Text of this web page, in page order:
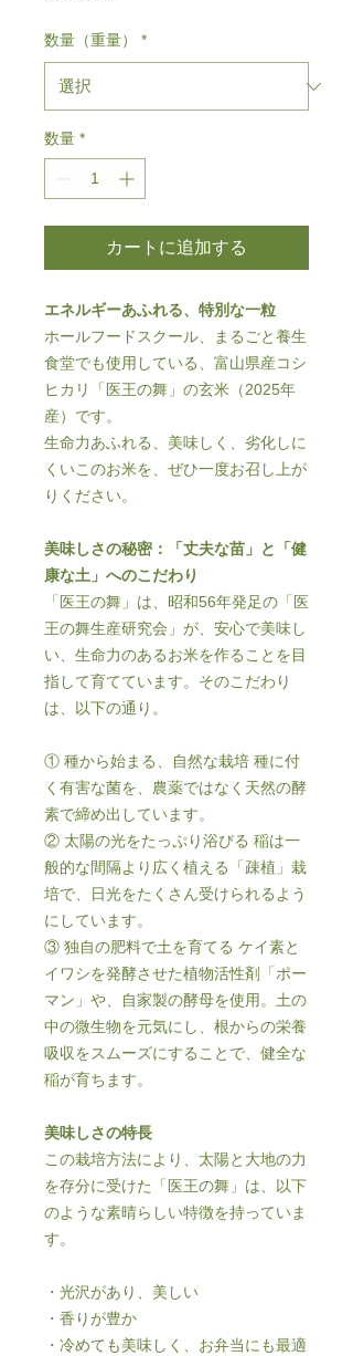
数量（重量） *
数量 *
カートに追加する
エネルギーあふれる、特別な一粒
ホールフードスクール、まるごと養生
食堂でも使用している、富山県産コシ
ヒカリ「医王の舞」の玄米（2025年
産）です。
生命力あふれる、美味しく、劣化しに
くいこのお米を、ぜひ一度お召し上が
りください。
美味しさの秘密：「丈夫な苗」と「健
康な土」へのこだわり
「医王の舞」は、昭和56年発足の「医
王の舞生産研究会」が、安心で美味し
い、生命力のあるお米を作ることを目
指して育てています。そのこだわり
は、以下の通り。
① 種から始まる、自然な栽培 種に付
く有害な菌を、農薬ではなく天然の酵
素で締め出しています。
② 太陽の光をたっぷり浴びる 稲は一
般的な間隔より広く植える「疎植」栽
培で、日光をたくさん受けられるよう
にしています。
③ 独自の肥料で土を育てる ケイ素と
イワシを発酵させた植物活性剤「ポー
マン」や、自家製の酵母を使用。土の
中の微生物を元気にし、根からの栄養
吸収をスムーズにすることで、健全な
稲が育ちます。
美味しさの特長
この栽培方法により、太陽と大地の力
を存分に受けた「医王の舞」は、以下
のような素晴らしい特徴を持っていま
す。
・光沢があり、美しい
・香りが豊か
・冷めても美味しく、お弁当にも最適